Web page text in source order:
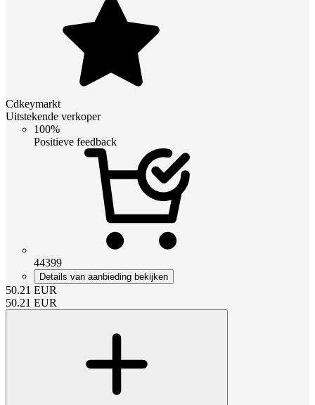
Cdkeymarkt
Uitstekende verkoper
100%
Positieve feedback
44399
Details van aanbieding bekijken
50.21 EUR
50.21 EUR